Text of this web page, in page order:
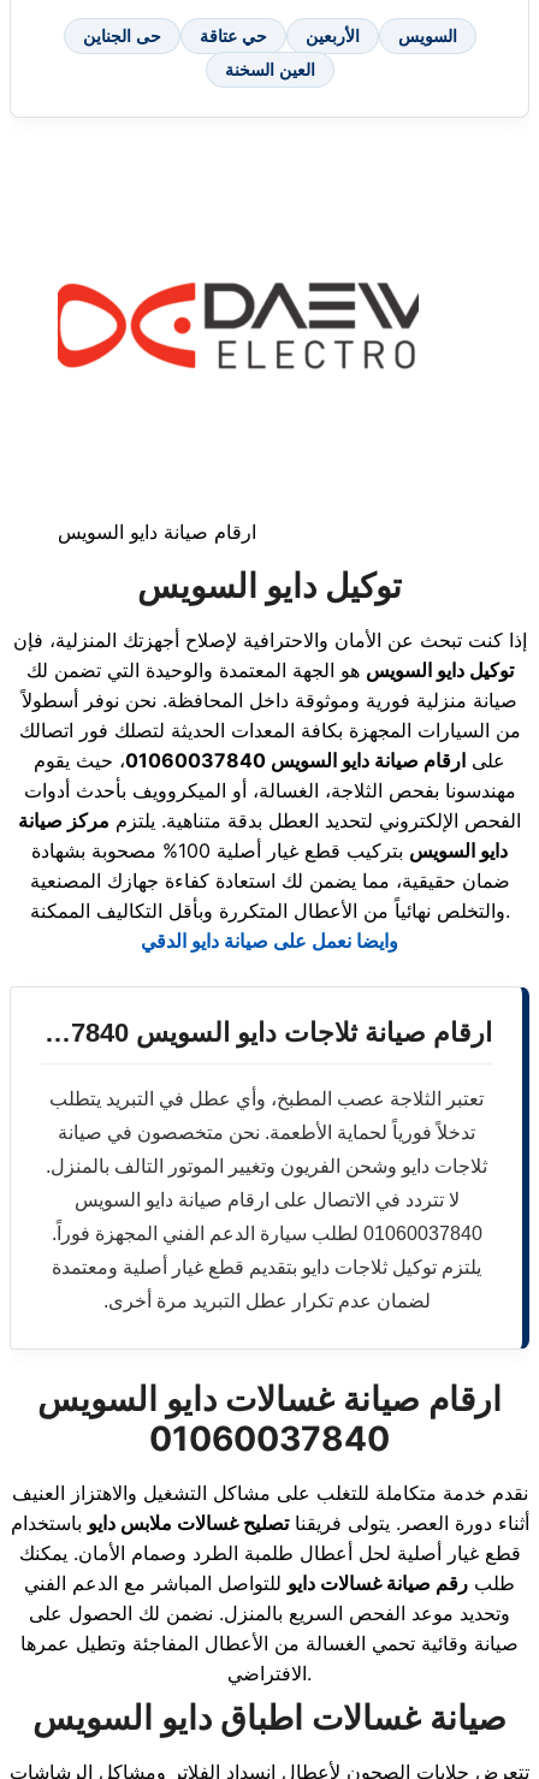
السويس الأربعين حي عتاقة
حى الجناين
العين السخنة
ارقام صيانة دايو السويس
توكيل دايو السويس
إذا كنت تبحث عن الأمان والاحترافية لإصلاح أجهزتك المنزلية، فإن
توكيل دايو السويس هو الجهة المعتمدة والوحيدة التي تضمن لك
صيانة منزلية فورية وموثوقة داخل المحافظة. نحن نوفر أسطولاً
من السيارات المجهزة بكافة المعدات الحديثة لتصلك فور اتصالك
على ارقام صيانة دايو السويس 01060037840
، حيث يقوم
مهندسونا بفحص الثلاجة، الغسالة، أو الميكروويف بأحدث أدوات
الفحص الإلكتروني لتحديد العطل بدقة متناهية. يلتزم مركز صيانة
دايو السويس
بتركيب قطع غيار أصلية 100% مصحوبة بشهادة
ضمان حقيقية، مما يضمن لك استعادة كفاءة جهازك المصنعية
والتخلص نهائياً من الأعطال المتكررة وبأقل التكاليف الممكنة.
وايضا نعمل على صيانة دايو الدقي
ارقام صيانة ثلاجات دايو السويس 01060037840
تعتبر الثلاجة عصب المطبخ، وأي عطل في التبريد يتطلب
تدخلاً فورياً لحماية الأطعمة. نحن متخصصون في صيانة
ثلاجات دايو وشحن الفريون وتغيير الموتور التالف بالمنزل.
لا تتردد في الاتصال على ارقام صيانة دايو السويس
01060037840 لطلب سيارة الدعم الفني المجهزة فوراً.
يلتزم توكيل ثلاجات دايو بتقديم قطع غيار أصلية ومعتمدة
لضمان عدم تكرار عطل التبريد مرة أخرى.
ارقام صيانة غسالات دايو السويس
01060037840
نقدم خدمة متكاملة للتغلب على مشاكل التشغيل والاهتزاز العنيف
أثناء دورة العصر. يتولى فريقناتصليح غسالات ملابس دايو باستخدام
قطع غيار أصلية لحل أعطال طلمبة الطرد وصمام الأمان. يمكنك
طلب رقم صيانة غسالات دايو للتواصل المباشر مع الدعم الفني
وتحديد موعد الفحص السريع بالمنزل. نضمن لك الحصول على
صيانة وقائية تحمي الغسالة من الأعطال المفاجئة وتطيل عمرها
الافتراضي.
صيانة غسالات اطباق دايو السويس
تتعرض جلايات الصحون لأعطال انسداد الفلاتر ومشاكل الرشاشات